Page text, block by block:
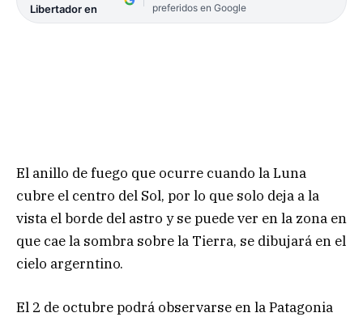
Libertador en
preferidos en Google
El anillo de fuego que ocurre cuando la Luna
cubre el centro del Sol, por lo que solo deja a la
vista el borde del astro y se puede ver en la zona en
que cae la sombra sobre la Tierra, se dibujará en el
cielo argerntino.
El 2 de octubre podrá observarse en la Patagonia